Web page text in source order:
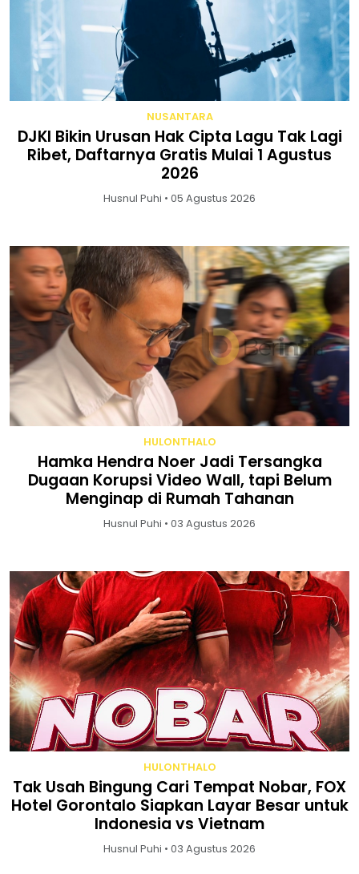
NUSANTARA
DJKI Bikin Urusan Hak Cipta Lagu Tak Lagi
Ribet, Daftarnya Gratis Mulai 1 Agustus
2026
Husnul Puhi • 05 Agustus 2026
HULONTHALO
Hamka Hendra Noer Jadi Tersangka
Dugaan Korupsi Video Wall, tapi Belum
Menginap di Rumah Tahanan
Husnul Puhi • 03 Agustus 2026
HULONTHALO
Tak Usah Bingung Cari Tempat Nobar, FOX
Hotel Gorontalo Siapkan Layar Besar untuk
Indonesia vs Vietnam
Husnul Puhi • 03 Agustus 2026